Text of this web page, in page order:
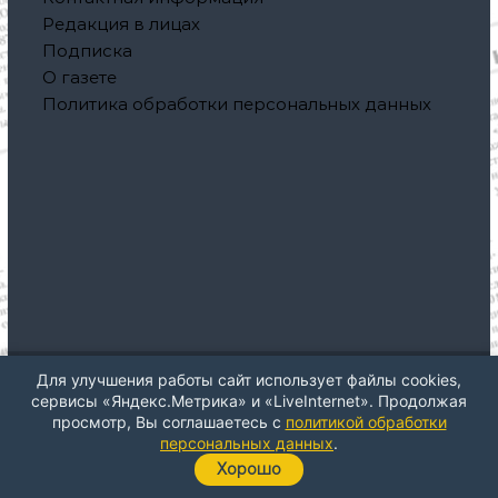
о
з
м
Редакция в лицах
Подписка
О газете
Политика обработки персональных данных
Авторское право © 2026Газета "Северная правда"Все
права защищены. Тема: ThemeGrill отFlash. На платформе
WordPress
Для улучшения работы сайт использует файлы cookies,
сервисы «Яндекс.Метрика» и «LiveInternet». Продолжая
просмотр, Вы соглашаетесь с политикой обработки
персональных данных.
Хорошо